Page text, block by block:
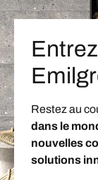
Restez au
dans le
nouvelles
solutions